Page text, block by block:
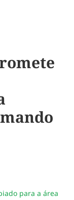
pelo email
link da notícia
para a área